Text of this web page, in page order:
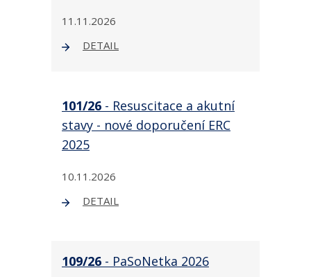
11.11.2026
DETAIL
101/26 - Resuscitace a akutní
stavy - nové doporučení ERC
2025
10.11.2026
DETAIL
109/26 - PaSoNetka 2026